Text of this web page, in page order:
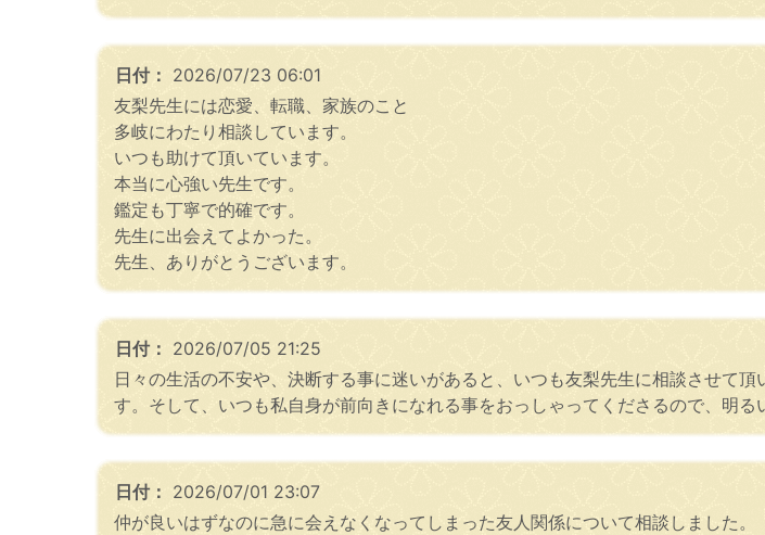
日付： 2026/07/23 06:01
友梨先生には恋愛、転職、家族のこと
多岐にわたり相談しています。
いつも助けて頂いています。
本当に心強い先生です。
鑑定も丁寧で的確です。
先生に出会えてよかった。
先生、ありがとうございます。
日付： 2026/07/05 21:25
日々の生活の不安や、決断する事に迷いがあると、いつも友梨先生に相談させて
す。そして、いつも私自身が前向きになれる事をおっしゃってくださるので、明
日付： 2026/07/01 23:07
仲が良いはずなのに急に会えなくなってしまった友人関係について相談しました。